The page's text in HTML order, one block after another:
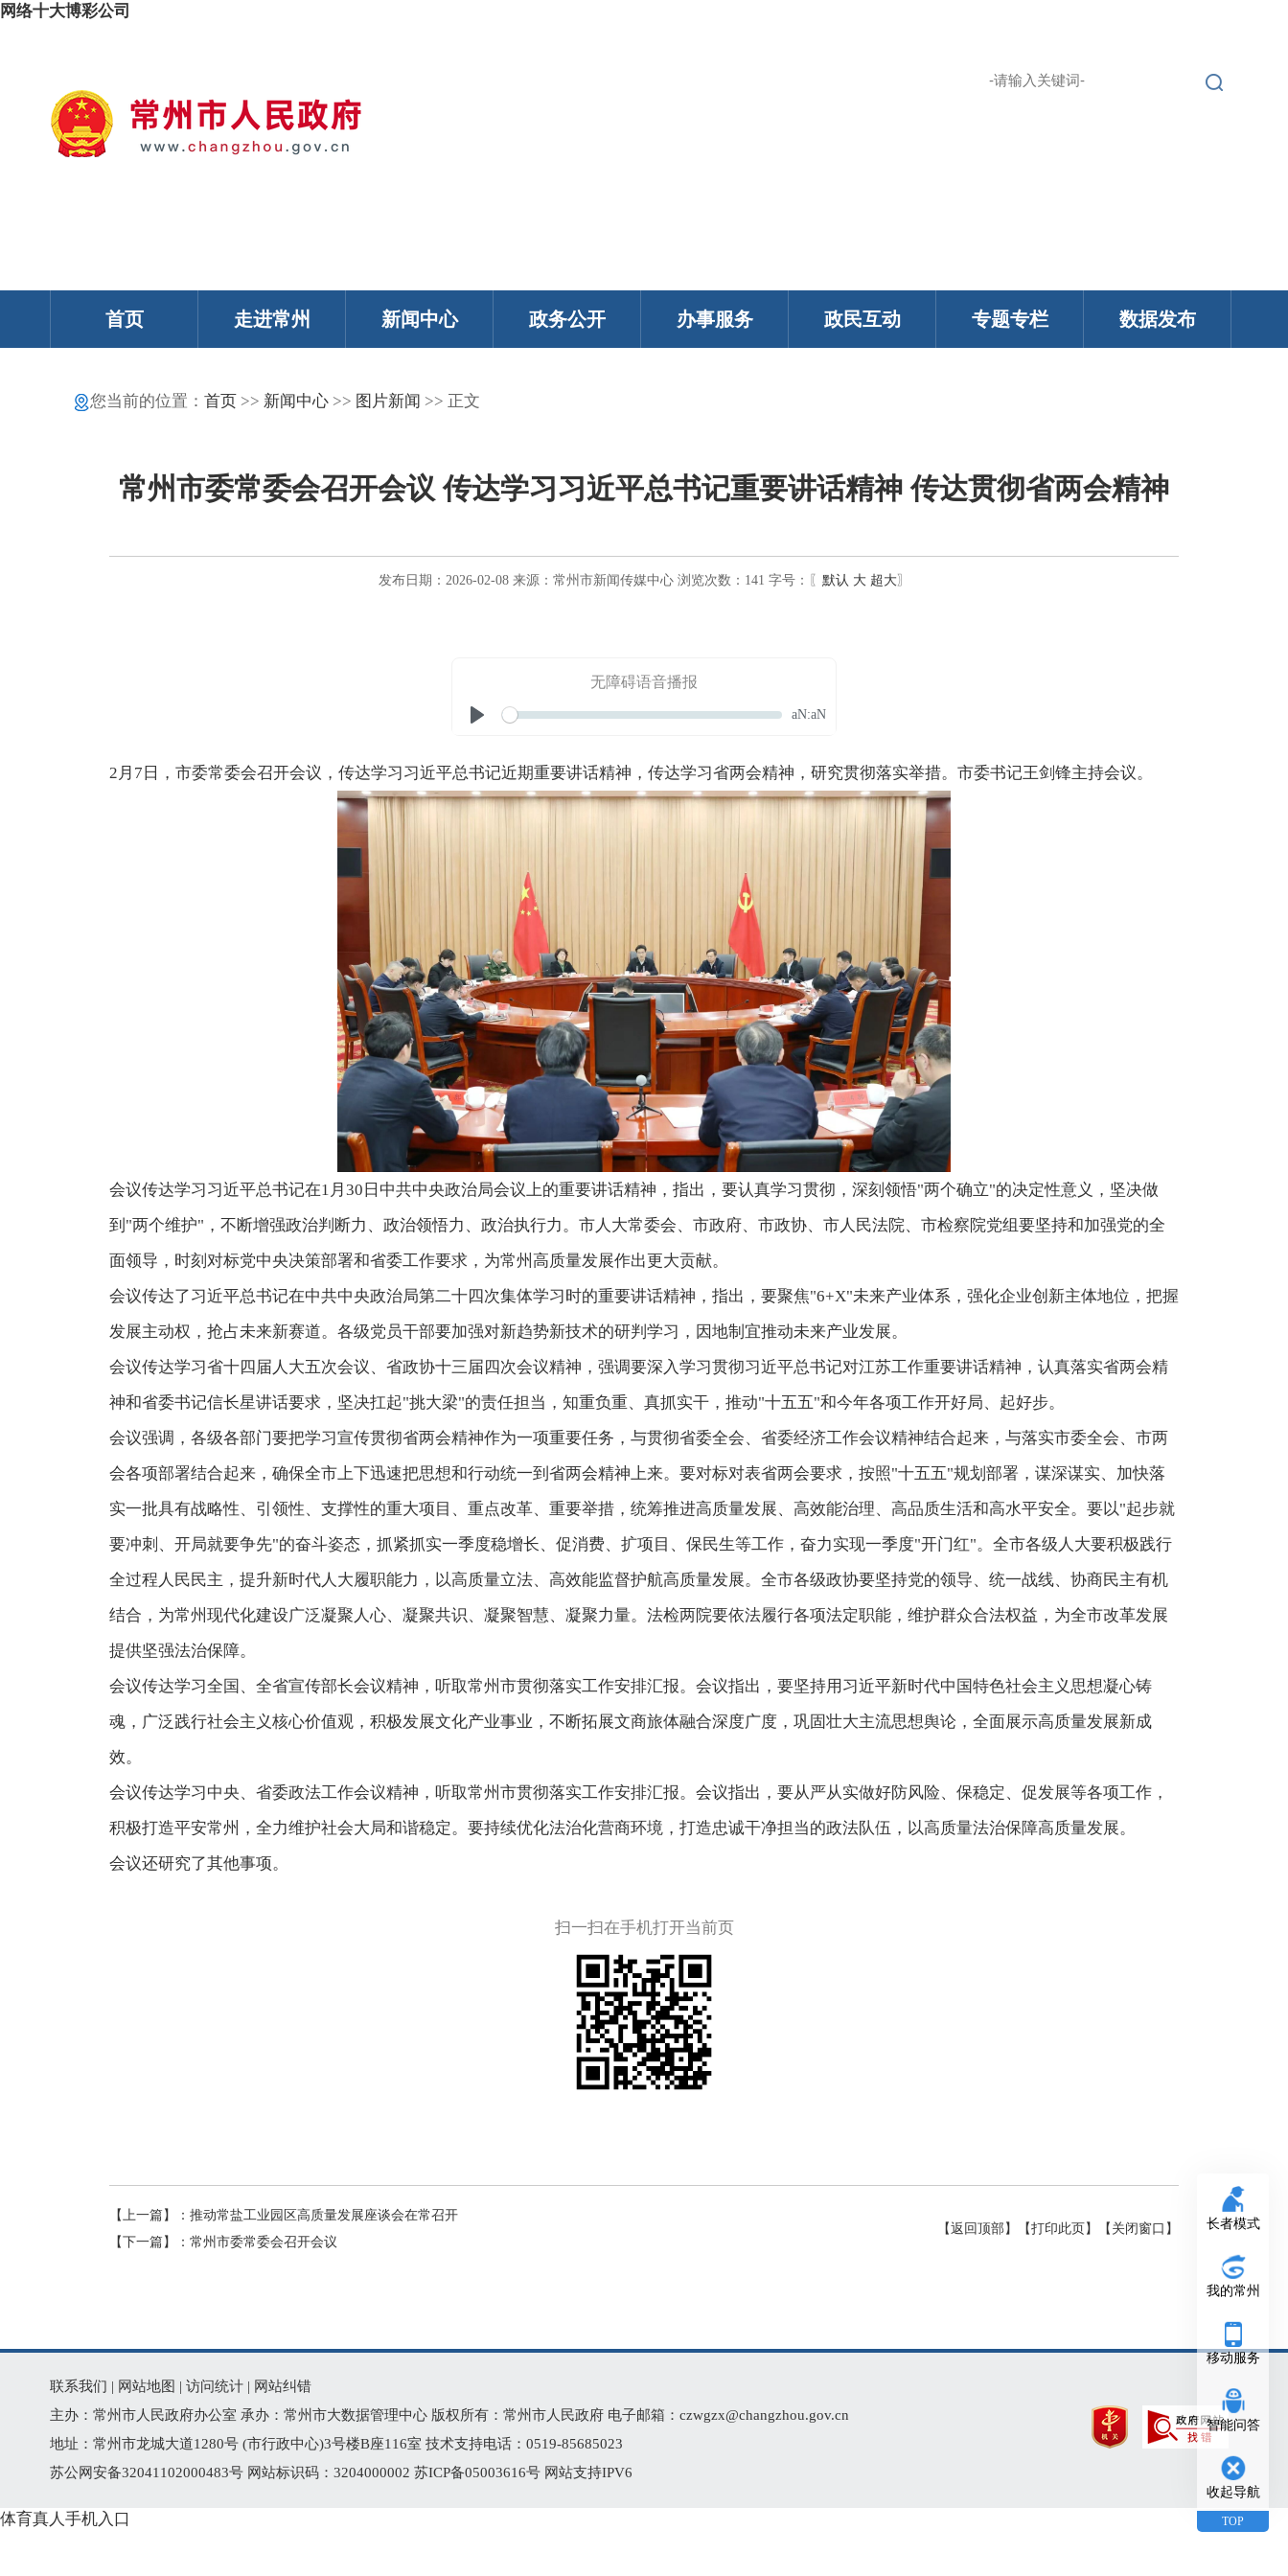
网络十大博彩公司
首页 走进常州 新闻中心 政务公开 办事服务 政民互动 专题专栏 数据发布
您当前的位置： 首页>> 新闻中心>> 图片新闻 >> 正文
常州市委常委会召开会议 传达学习习近平总书记重要讲话精神 传达贯彻省两会精神
发布日期：2026-02-08 来源： 常州市新闻传媒中心 浏览次数： 141 字号：〖 默认 大 超大〗
无障碍语音播报
Seek
Current
aN:aN
2月7日，市委常委会召开会议，传达学习习近平总书记近期重要讲话精神，传达学习省两会精神，研究贯彻落实举措。市委书记王剑锋主持会议。
会议传达学习习近平总书记在1月30日中共中央政治局会议上的重要讲话精神，指出，要认真学习贯彻，深刻领悟"两个确立"的决定性意义，坚决做
到"两个维护"，不断增强政治判断力、政治领悟力、政治执行力。市人大常委会、市政府、市政协、市人民法院、市检察院党组要坚持和加强党的全
面领导，时刻对标党中央决策部署和省委工作要求，为常州高质量发展作出更大贡献。
会议传达了习近平总书记在中共中央政治局第二十四次集体学习时的重要讲话精神，指出，要聚焦"6+X"未来产业体系，强化企业创新主体地位，把握
发展主动权，抢占未来新赛道。各级党员干部要加强对新趋势新技术的研判学习，因地制宜推动未来产业发展。
会议传达学习省十四届人大五次会议、省政协十三届四次会议精神，强调要深入学习贯彻习近平总书记对江苏工作重要讲话精神，认真落实省两会精
神和省委书记信长星讲话要求，坚决扛起"挑大梁"的责任担当，知重负重、真抓实干，推动"十五五"和今年各项工作开好局、起好步。
会议强调，各级各部门要把学习宣传贯彻省两会精神作为一项重要任务，与贯彻省委全会、省委经济工作会议精神结合起来，与落实市委全会、市两
会各项部署结合起来，确保全市上下迅速把思想和行动统一到省两会精神上来。要对标对表省两会要求，按照"十五五"规划部署，谋深谋实、加快落
实一批具有战略性、引领性、支撑性的重大项目、重点改革、重要举措，统筹推进高质量发展、高效能治理、高品质生活和高水平安全。要以"起步就
要冲刺、开局就要争先"的奋斗姿态，抓紧抓实一季度稳增长、促消费、扩项目、保民生等工作，奋力实现一季度"开门红"。全市各级人大要积极践行
全过程人民民主，提升新时代人大履职能力，以高质量立法、高效能监督护航高质量发展。全市各级政协要坚持党的领导、统一战线、协商民主有机
结合，为常州现代化建设广泛凝聚人心、凝聚共识、凝聚智慧、凝聚力量。法检两院要依法履行各项法定职能，维护群众合法权益，为全市改革发展
提供坚强法治保障。
会议传达学习全国、全省宣传部长会议精神，听取常州市贯彻落实工作安排汇报。会议指出，要坚持用习近平新时代中国特色社会主义思想凝心铸
魂，广泛践行社会主义核心价值观，积极发展文化产业事业，不断拓展文商旅体融合深度广度，巩固壮大主流思想舆论，全面展示高质量发展新成
效。
会议传达学习中央、省委政法工作会议精神，听取常州市贯彻落实工作安排汇报。会议指出，要从严从实做好防风险、保稳定、促发展等各项工作，
积极打造平安常州，全力维护社会大局和谐稳定。要持续优化法治化营商环境，打造忠诚干净担当的政法队伍，以高质量法治保障高质量发展。
会议还研究了其他事项。
扫一扫在手机打开当前页
【上一篇】： 推动常盐工业园区高质量发展座谈会在常召开
【下一篇】： 常州市委常委会召开会议
【返回顶部】 【打印此页】 【关闭窗口】
联系我们 | 网站地图 | 访问统计 | 网站纠错
主办：常州市人民政府办公室 承办：常州市大数据管理中心 版权所有：常州市人民政府 电子邮箱： czwgzx@changzhou.gov.cn
地址：常州市龙城大道1280号 (市行政中心)3号楼B座116室 技术支持电话：0519-85685023
苏公网安备32041102000483号 网站标识码：3204000002 苏ICP备05003616号 网站支持IPV6
长者模式
我的常州
移动服务
智能问答
收起导航
TOP
体育真人手机入口